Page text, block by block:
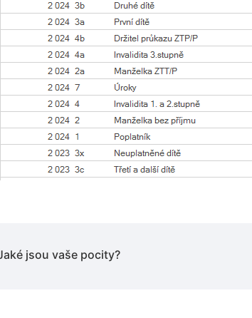
jsou vaše pocity?